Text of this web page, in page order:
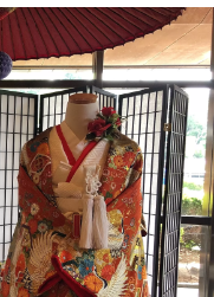
าตากามิอิเสะแบบ
เลียด